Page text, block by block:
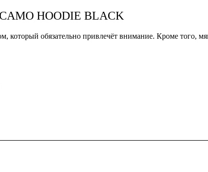
HOODIE BLACK
который обязательно привлечёт внимание. Кроме того,